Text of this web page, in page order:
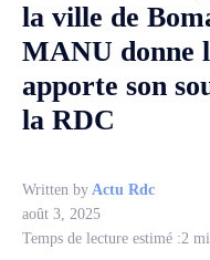
la ville de
MANU donne
apporte son
la RDC
Written by Actu Rdc
août 3, 2025
Temps de lecture estimé :2